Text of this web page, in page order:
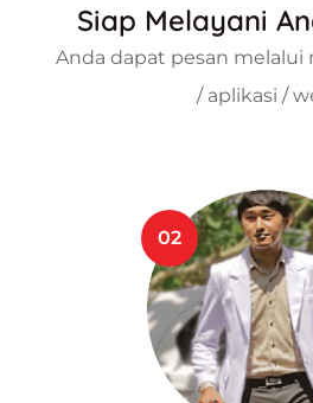
Siap Melayani
Anda dapat pesan melalui
/ aplikasi /
02